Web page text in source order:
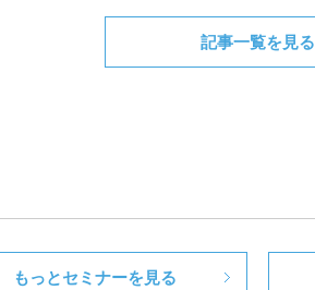
記事一覧を見る
もっとセミナーを見る